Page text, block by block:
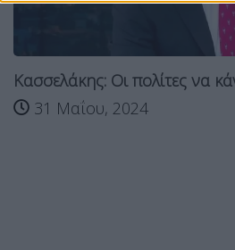
Κασσελάκης: Οι πολίτες να
31 Μαΐου, 2024